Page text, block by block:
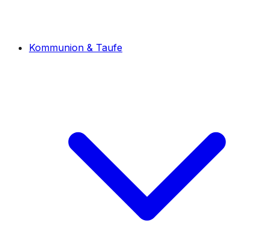
Kommunion & Taufe